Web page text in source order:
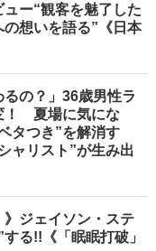
ー“観客を魅了した
想いを語る”《日本
るの？」36歳男性ラ
！ 夏場に気にな
タつき”を解消す
ャリスト”が生み出
》ジェイソン・ステ
る!!《「眠眠打破」